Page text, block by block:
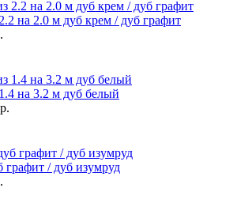
на 2.0 м дуб крем / дуб графит
на 3.2 м дуб белый
/ дуб изумруд